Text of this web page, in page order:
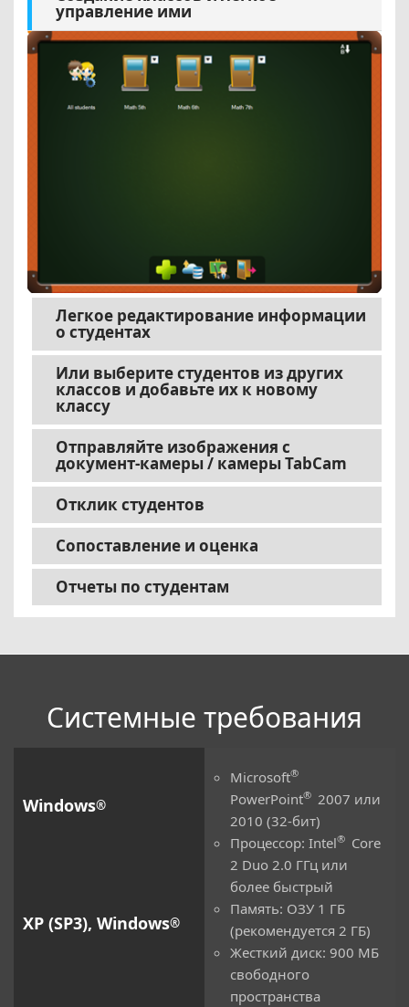
управление ими
Легкое редактирование информации
о студентах
Или выберите студентов из других
классов и добавьте их к новому
классу
Отправляйте изображения с
документ-камеры / камеры TabCam
Отклик студентов
Сопоставление и оценка
Отчеты по студентам
Системные требования
Windows®
XP (SP3), Windows®
Microsoft®
PowerPoint® 2007 или
2010 (32-бит)
Процессор: Intel® Core
2 Duo 2.0 ГГц или
более быстрый
Память: ОЗУ 1 ГБ
(рекомендуется 2 ГБ)
Жесткий диск: 900 МБ
свободного
пространства